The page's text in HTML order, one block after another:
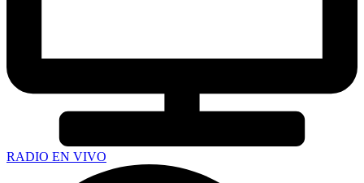
RADIO EN VIVO